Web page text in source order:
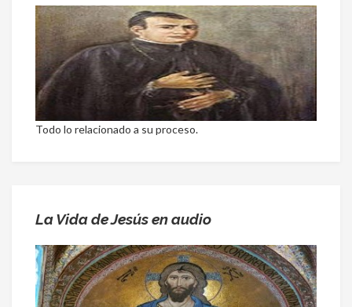
Todo lo relacionado a su proceso.
La Vida de Jesús en audio